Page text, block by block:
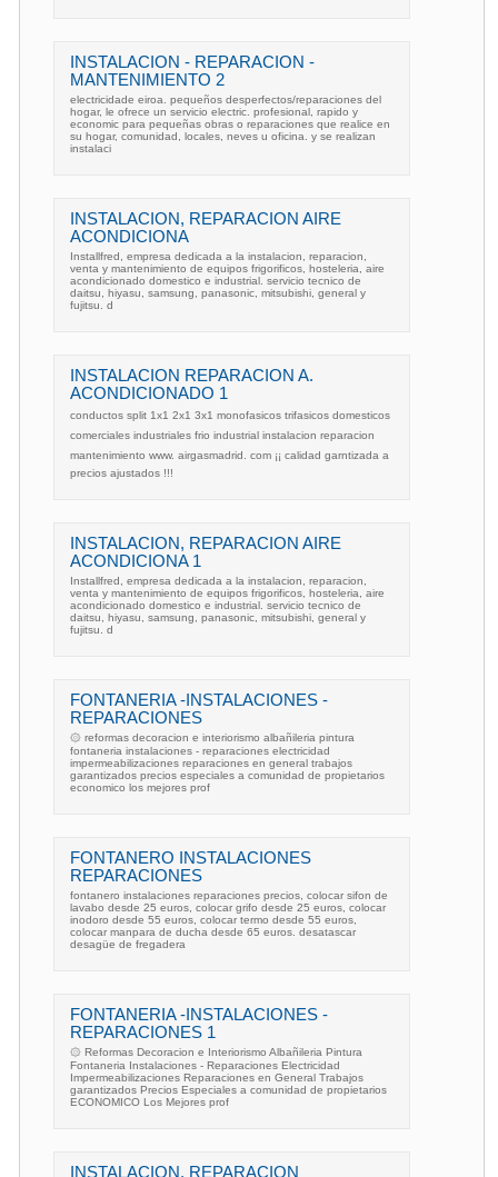
INSTALACION - REPARACION -
MANTENIMIENTO 2
electricidade eiroa. pequeños desperfectos/reparaciones del
hogar, le ofrece un servicio electric. profesional, rapido y
economic para pequeñas obras o reparaciones que realice en
su hogar, comunidad, locales, neves u oficina. y se realizan
instalaci
INSTALACION, REPARACION AIRE
ACONDICIONA
Installfred, empresa dedicada a la instalacion, reparacion,
venta y mantenimiento de equipos frigorificos, hosteleria, aire
acondicionado domestico e industrial. servicio tecnico de
daitsu, hiyasu, samsung, panasonic, mitsubishi, general y
fujitsu. d
INSTALACION REPARACION A.
ACONDICIONADO 1
conductos split 1x1 2x1 3x1 monofasicos trifasicos domesticos
comerciales industriales frio industrial instalacion reparacion
mantenimiento www. airgasmadrid. com ¡¡ calidad garntizada a
precios ajustados !!!
INSTALACION, REPARACION AIRE
ACONDICIONA 1
Installfred, empresa dedicada a la instalacion, reparacion,
venta y mantenimiento de equipos frigorificos, hosteleria, aire
acondicionado domestico e industrial. servicio tecnico de
daitsu, hiyasu, samsung, panasonic, mitsubishi, general y
fujitsu. d
FONTANERIA -INSTALACIONES -
REPARACIONES
۞ reformas decoracion e interiorismo albañileria pintura
fontaneria instalaciones - reparaciones electricidad
impermeabilizaciones reparaciones en general trabajos
garantizados precios especiales a comunidad de propietarios
economico los mejores prof
FONTANERO INSTALACIONES
REPARACIONES
fontanero instalaciones reparaciones precios, colocar sifon de
lavabo desde 25 euros, colocar grifo desde 25 euros, colocar
inodoro desde 55 euros, colocar termo desde 55 euros,
colocar manpara de ducha desde 65 euros. desatascar
desagüe de fregadera
FONTANERIA -INSTALACIONES -
REPARACIONES 1
۞ Reformas Decoracion e Interiorismo Albañileria Pintura
Fontaneria Instalaciones - Reparaciones Electricidad
Impermeabilizaciones Reparaciones en General Trabajos
garantizados Precios Especiales a comunidad de propietarios
ECONOMICO Los Mejores prof
INSTALACION, REPARACION